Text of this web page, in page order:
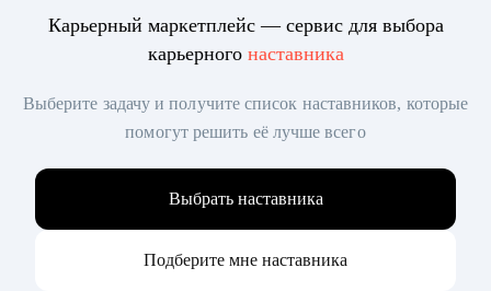
Карьерный маркетплейс — сервис для выбора
карьерного наставника
Выберите задачу и получите список наставников, которые
помогут решить её лучше всего
Выбрать наставника
Подберите мне наставника